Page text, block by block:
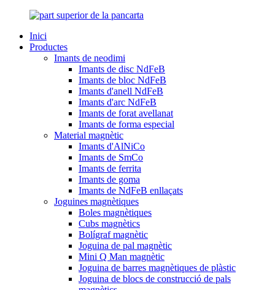
Inici
Productes
Imants de neodimi
Imants de disc NdFeB
Imants de bloc NdFeB
Imants d'anell NdFeB
Imants d'arc NdFeB
Imants de forat avellanat
Imants de forma especial
Material magnètic
Imants d'AlNiCo
Imants de SmCo
Imants de ferrita
Imants de goma
Imants de NdFeB enllaçats
Joguines magnètiques
Boles magnètiques
Cubs magnètics
Bolígraf magnètic
Joguina de pal magnètic
Mini Q Man magnètic
Joguina de barres magnètiques de plàstic
Joguina de blocs de construcció de pals